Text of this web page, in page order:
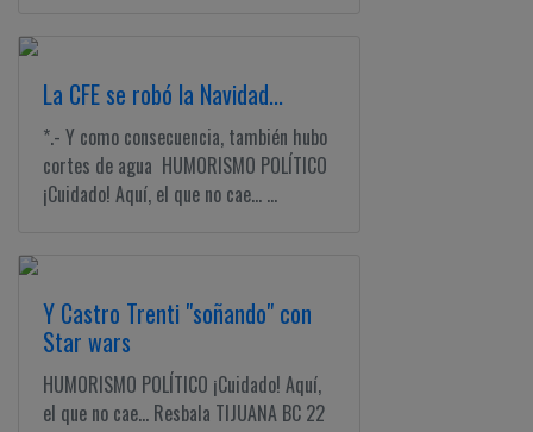
La CFE se robó la Navidad...
*.- Y como consecuencia, también hubo
cortes de agua HUMORISMO POLÍTICO
¡Cuidado! Aquí, el que no cae... ...
Y Castro Trenti "soñando" con
Star wars
HUMORISMO POLÍTICO ¡Cuidado! Aquí,
el que no cae... Resbala TIJUANA BC 22